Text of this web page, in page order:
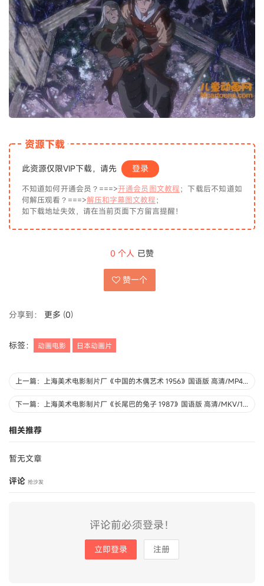
资源下载
此资源仅限VIP下载，请先 登录
不知道如何开通会员？===>开通会员图文教程；下载后不知道如
何解压观看？===>解压和字幕图文教程；
如下载地址失效，请在当前页面下方留言提醒！
0 个人 已赞
赞一个
分享到： 更多 (0)
标签： 动画电影 日本动画片
上一篇：上海美术电影制片厂《中国的木偶艺术 1956》国语版 高清/MP4/447MB 上海美术电影制片厂动画片全集下载
下一篇：上海美术电影制片厂《长尾巴的兔子 1987》国语版 高清/MKV/148MB 上海美术电影制片厂动画片全集下载
相关推荐
暂无文章
评论 抢沙发
评论前必须登录！
立即登录 注册